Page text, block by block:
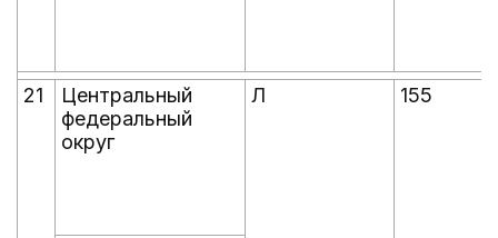
21
Центральный
федеральный
округ
Л 155